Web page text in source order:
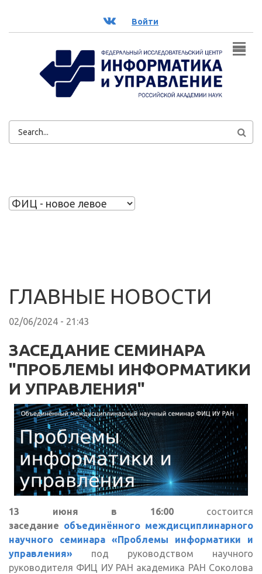
ВК Войти
ФОРМА
ГЛАВНЫЕ НОВОСТИ
02/06/2024 - 21:43
ЗАСЕДАНИЕ СЕМИНАРА
"ПРОБЛЕМЫ ИНФОРМАТИКИ
И УПРАВЛЕНИЯ"
13 июня в 16:00 состоится
заседание объединённого междисциплинарного
научного семинара «Проблемы информатики и
управления» под руководством научного
руководителя ФИЦ ИУ РАН академика РАН Соколова